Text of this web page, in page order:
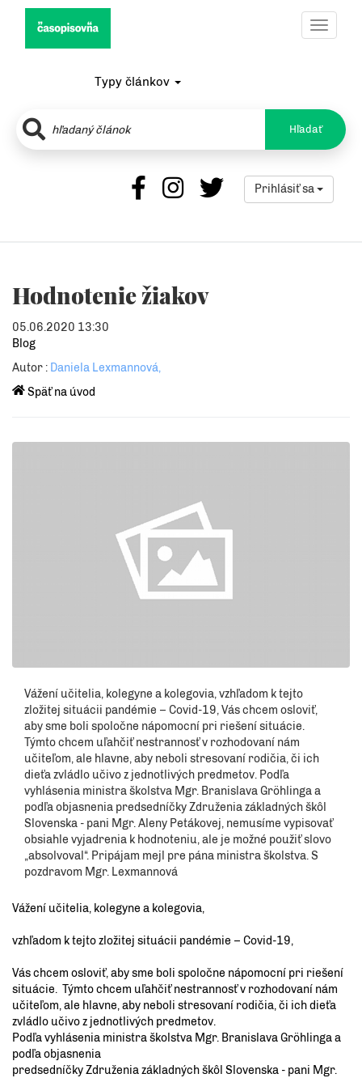
Toggle
Typy článkov
Hľadať
Prihlásiť sa
Hodnotenie žiakov
05.06.2020 13:30
Blog
Autor : Daniela Lexmannová,
Späť na úvod
Vážení učitelia, kolegyne a kolegovia, vzhľadom k tejto
zložitej situácii pandémie – Covid-19, Vás chcem osloviť,
aby sme boli spoločne nápomocní pri riešení situácie.
Týmto chcem uľahčiť nestrannosť v rozhodovaní nám
učiteľom, ale hlavne, aby neboli stresovaní rodičia, či ich
dieťa zvládlo učivo z jednotlivých predmetov. Podľa
vyhlásenia ministra školstva Mgr. Branislava Gröhlinga a
podľa objasnenia predsedníčky Združenia základných škôl
Slovenska - pani Mgr. Aleny Petákovej, nemusíme vypisovať
obsiahle vyjadrenia k hodnoteniu, ale je možné použiť slovo
„absolvoval“. Pripájam mejl pre pána ministra školstva. S
pozdravom Mgr. Lexmannová
Vážení učitelia, kolegyne a kolegovia,
vzhľadom k tejto zložitej situácii pandémie – Covid-19,
Vás chcem osloviť, aby sme boli spoločne nápomocní pri riešení
situácie. Týmto chcem uľahčiť nestrannosť v rozhodovaní nám
učiteľom, ale hlavne, aby neboli stresovaní rodičia, či ich dieťa
zvládlo učivo z jednotlivých predmetov.
Podľa vyhlásenia ministra školstva Mgr. Branislava Gröhlinga a
podľa objasnenia
predsedníčky Združenia základných škôl Slovenska - pani Mgr.